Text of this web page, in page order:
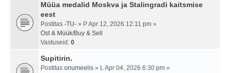
Müüa medalid Moskva ja Stalingradi kaitsmise
eest
Postitas -TU- » P Apr 12, 2026 12:11 pm »
Ost & Müük/Buy & Sell
Vastuseid: 0
Supitirin.
Postitas onumeelis » L Apr 04, 2026 6:30 pm »